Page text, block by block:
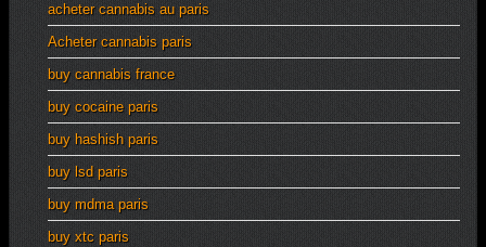
acheter cannabis au paris
Acheter cannabis paris
buy cannabis france
buy cocaine paris
buy hashish paris
buy lsd paris
buy mdma paris
buy xtc paris